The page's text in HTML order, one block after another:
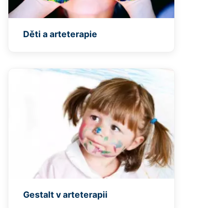
Děti a arteterapie
Gestalt v arteterapii